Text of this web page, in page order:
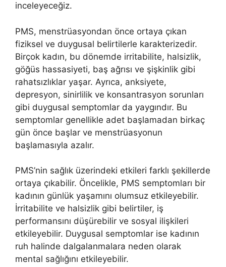
inceleyeceğiz.
PMS, menstrüasyondan önce ortaya çıkan
fiziksel ve duygusal belirtilerle karakterizedir.
Birçok kadın, bu dönemde irritabilite, halsizlik,
göğüs hassasiyeti, baş ağrısı ve şişkinlik gibi
rahatsızlıklar yaşar. Ayrıca, anksiyete,
depresyon, sinirlilik ve konsantrasyon sorunları
gibi duygusal semptomlar da yaygındır. Bu
semptomlar genellikle adet başlamadan birkaç
gün önce başlar ve menstrüasyonun
başlamasıyla azalır.
PMS’nin sağlık üzerindeki etkileri farklı şekillerde
ortaya çıkabilir. Öncelikle, PMS semptomları bir
kadının günlük yaşamını olumsuz etkileyebilir.
İrritabilite ve halsizlik gibi belirtiler, iş
performansını düşürebilir ve sosyal ilişkileri
etkileyebilir. Duygusal semptomlar ise kadının
ruh halinde dalgalanmalara neden olarak
mental sağlığını etkileyebilir.